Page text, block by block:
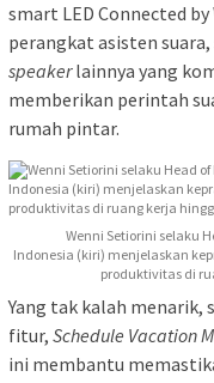
smart LED Connected
perangkat asisten
speakerlainnya yang
memberikan perintah
rumah pintar.
Wenni Setiorini selaku
Indonesia (kiri) menjelaskan
produktivitas di
Yang tak kalah menarik,
fitur, Schedule Vacation
ini membantu